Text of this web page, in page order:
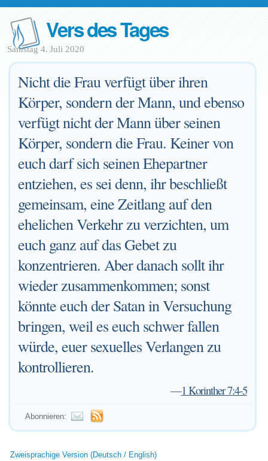
Vers des Tages
Samstag 4. Juli 2020
Nicht die Frau verfügt über ihren
Körper, sondern der Mann, und ebenso
verfügt nicht der Mann über seinen
Körper, sondern die Frau. Keiner von
euch darf sich seinen Ehepartner
entziehen, es sei denn, ihr beschließt
gemeinsam, eine Zeitlang auf den
ehelichen Verkehr zu verzichten, um
euch ganz auf das Gebet zu
konzentrieren. Aber danach sollt ihr
wieder zusammenkommen; sonst
könnte euch der Satan in Versuchung
bringen, weil es euch schwer fallen
würde, euer sexuelles Verlangen zu
kontrollieren.
—1 Korinther 7:4-5
Abonnieren:
Zweisprachige Version (Deutsch / English)